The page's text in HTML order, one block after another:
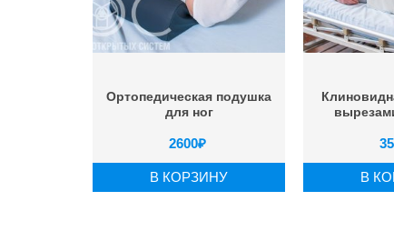
Ортопедическая подушка
для ног
2600₽
В КОРЗИНУ В